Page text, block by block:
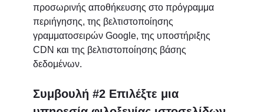
προσωρινής αποθήκευσης στο πρόγραμμα
περιήγησης, της βελτιστοποίησης
γραμματοσειρών Google, της υποστήριξης
CDN και της βελτιστοποίησης βάσης
δεδομένων.
Συμβουλή #2 Επιλέξτε μια